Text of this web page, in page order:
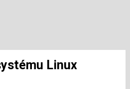
Linux